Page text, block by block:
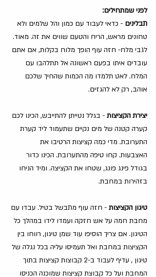
לפני שמתחילים:
תבלינים - כדאי לעבוד עם כמון והל שלמים ולא
טחונים מראש, הריח והטעם שווים את זה. מאוד.
לגבי מלח- חזה עוף הופך מלוח בקלות, אם אתם
עובדים איתו בפעם ראשונה אל תתלהבו עם
המלח. לאט תלמדו מה הכמות שהחיך שלכם
אוהב, רק לא להגזים.
יצירת הקציצות - בגלל נטייתן להתייבש, הכינו לכם
קערה קטנה של מים נקיים שתעמוד ליד קערת
התערובת. מדי כמה קציצות הרטיבו את
האצבעות. קחו טיפה מהתערובת. הכינו כדור
בגודל פינג פונג, שטחו את הקציצה. ומיד הניחו
בזהירות במחבת.
טיגון הקציצות - חזה עוף מתבשל בטיל. עבדו עם
מחבת חמה על אש חזקה ועמדו לידו במהלך כל
הטיגון. אם צריך הוסיפו עוד שמן טיגון, רווחו בין
הקציצות במחבת ואל תעמיסו עליה בכל נגלה של
טיגון , עדיף לעבוד ב-2 קבוצות קציצות בתוך
המחבת ועל כל קבוצת קציצות שמוכנה הכניסו